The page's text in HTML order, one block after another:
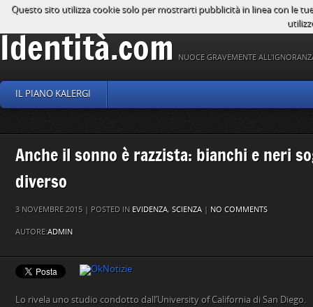
Identità.com NUOCE GRAVEMENTE
IL PIANO KALERGI
Anche il sonno è razzista: bianchi e neri
diverso
3 NOVEMBRE 2015 | POSTED IN EVIDENZA, SCIENZA | NO COMMENTS
AUTORE:ADMIN
Lo rivela uno studio condotto dall’University of California di San Diego.
Questo sito utilizza cookie solo per mostrarti pubblicità in linea con le